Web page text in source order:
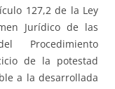
127,2 de la Ley
Jurídico de las
Procedimiento
de la potestad
a la desarrollada